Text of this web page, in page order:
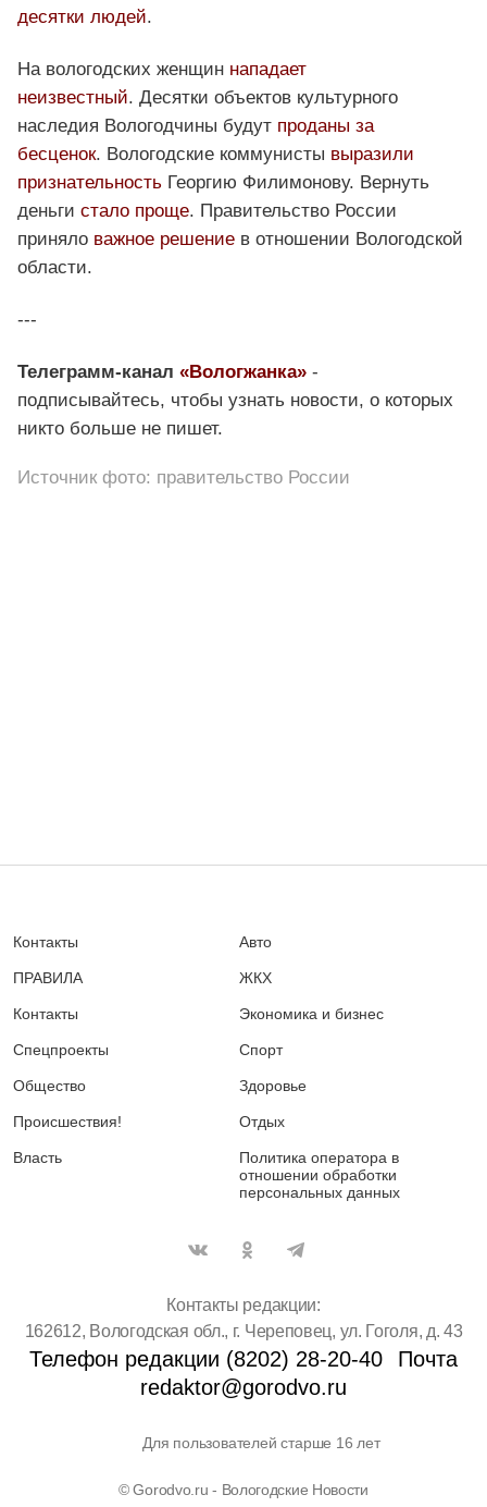
десятки людей.
На вологодских женщин нападает
неизвестный. Десятки объектов культурного
наследия Вологодчины будут проданы за
бесценок. Вологодские коммунисты выразили
признательность Георгию Филимонову. Вернуть
деньги стало проще. Правительство России
приняло важное решение в отношении Вологодской
области.
---
Телеграмм-канал «Вологжанка» -
подписывайтесь, чтобы узнать новости, о которых
никто больше не пишет.
Источник фото: правительство России
Контакты
ПРАВИЛА
Контакты
Спецпроекты
Общество
Происшествия!
Власть
Авто
ЖКХ
Экономика и бизнес
Спорт
Здоровье
Отдых
Политика оператора в
отношении обработки
персональных данных
Контакты редакции:
162612, Вологодская обл., г. Череповец, ул. Гоголя, д. 43
Телефон редакции (8202) 28-20-40
Почта
redaktor@gorodvo.ru
Для пользователей старше 16 лет
© Gorodvo.ru - Вологодские Новости